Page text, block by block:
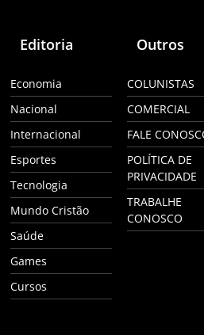
Editoria
Economia
Nacional
Internacional
Esportes
Tecnologia
Mundo Cristão
Saúde
Games
Cursos
Outros
COLUNISTAS
COMERCIAL
FALE
POLÍTICA DE
PRIVACIDADE
TRABALHE
CONOSCO